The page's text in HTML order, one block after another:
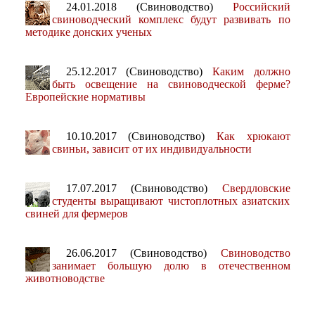
24.01.2018 (Свиноводство) Российский
свиноводческий комплекс будут развивать по
методике донских ученых
25.12.2017 (Свиноводство) Каким должно
быть освещение на свиноводческой ферме?
Европейские нормативы
10.10.2017 (Свиноводство) Как хрюкают
свиньи, зависит от их индивидуальности
17.07.2017 (Свиноводство) Свердловские
студенты выращивают чистоплотных азиатских
свиней для фермеров
26.06.2017 (Свиноводство) Свиноводство
занимает большую долю в отечественном
животноводстве